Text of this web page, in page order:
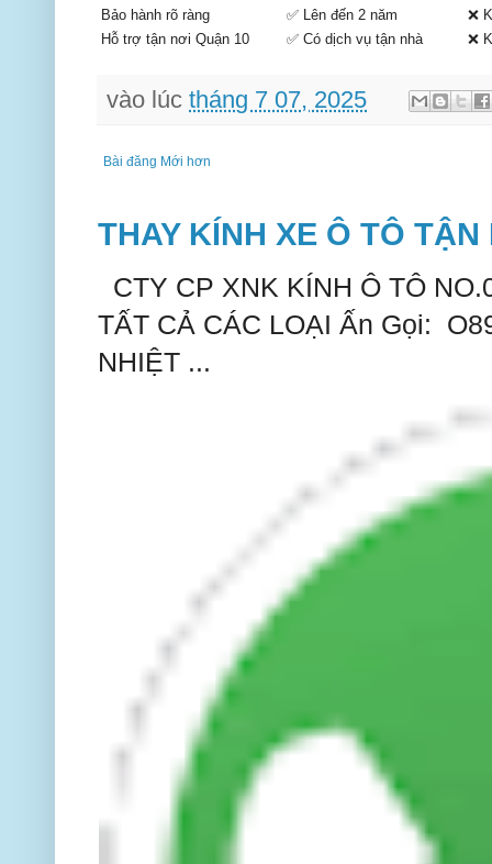
Bảo hành rõ ràng
✅ Lên đến 2 năm
❌
Hỗ trợ tận nơi Quận 10
✅ Có dịch vụ tận nhà ❌
vào lúctháng 7 07, 2025
Bài đăng Mới hơn
THAY KÍNH XE Ô TÔ
CTY CP XNK KÍNH Ô TÔ
TẤT CẢ CÁC LOẠI Ấn Gọi:
NHIỆT ...